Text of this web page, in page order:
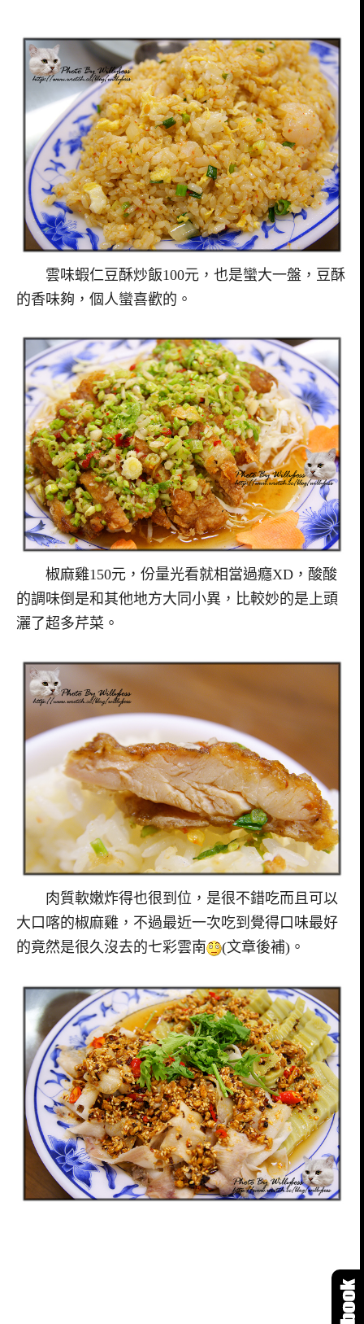
雲味蝦仁豆酥炒飯100元，也是蠻大一盤，豆酥
的香味夠，個人蠻喜歡的。
椒麻雞150元，份量光看就相當過癮XD，酸酸
的調味倒是和其他地方大同小異，比較妙的是上頭
灑了超多芹菜。
肉質軟嫩炸得也很到位，是很不錯吃而且可以
大口喀的椒麻雞，不過最近一次吃到覺得口味最好
的竟然是很久沒去的七彩雲南
(文章後補)。